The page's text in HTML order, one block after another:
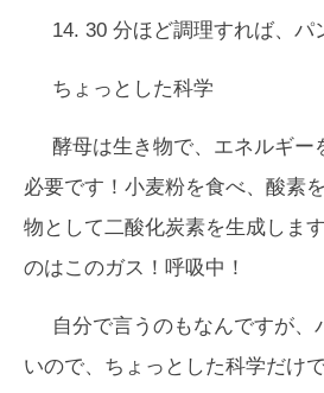
14. 30 分ほど調理すれば、パ
ちょっとした科学
酵母は生き物で、エネルギー
必要です！小麦粉を食べ、酸素
物として二酸化炭素を生成しま
のはこのガス！呼吸中！
自分で言うのもなんですが、
いので、ちょっとした科学だけ